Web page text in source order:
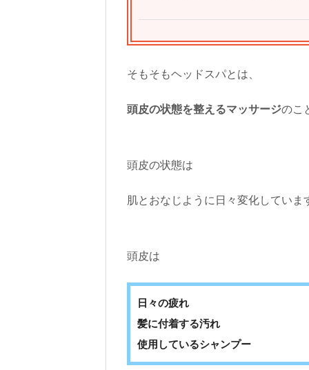
そもそもヘッドスパとは、
頭皮の状態を整えるマッサージのこ
頭皮の状態は
肌とおなじように日々変化していま
頭皮は
日々の疲れ
髪に付着する汚れ
使用しているシャンプー